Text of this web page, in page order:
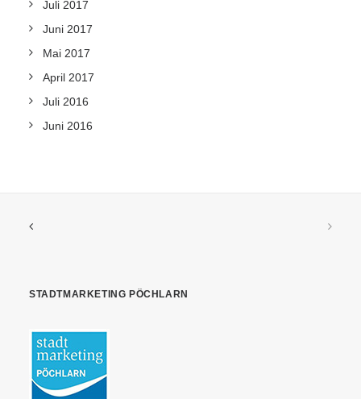
Juli 2017
Juni 2017
Mai 2017
April 2017
Juli 2016
Juni 2016
STADTMARKETING PÖCHLARN